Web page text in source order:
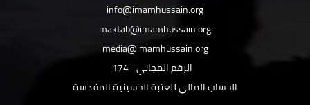
info@imamhussain.org
maktab@imamhussain.org
media@imamhussain.org
الرقم المجاني 174
الحساب المالي للعتبة الحسينية المقدسة